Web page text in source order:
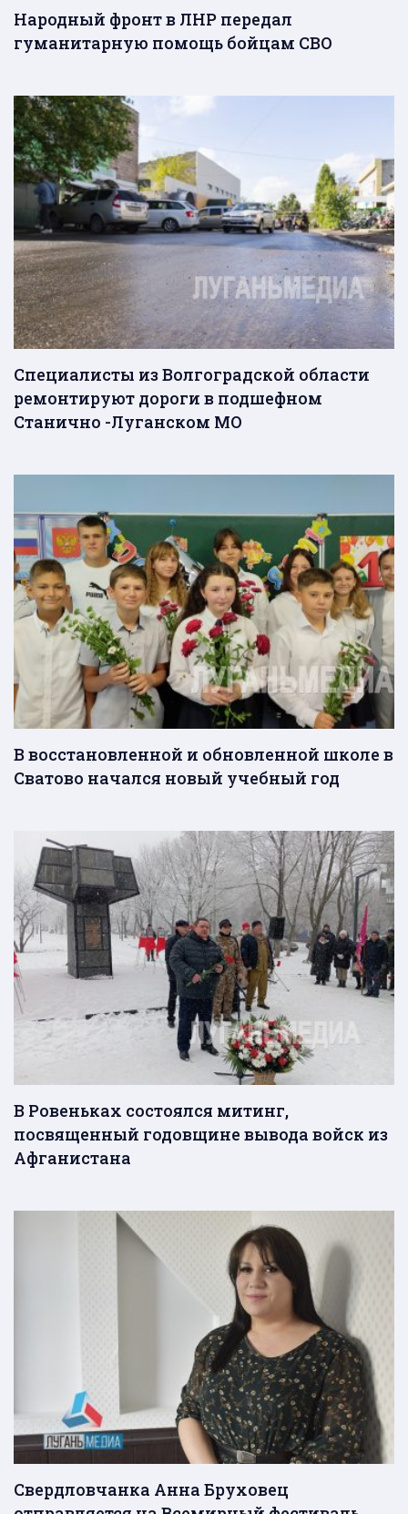
Народный фронт в ЛНР передал
гуманитарную помощь бойцам СВО
Специалисты из Волгоградской области
ремонтируют дороги в подшефном
Станично -Луганском МО
В восстановленной и обновленной школе в
Сватово начался новый учебный год
В Ровеньках состоялся митинг,
посвященный годовщине вывода войск из
Афганистана
Свердловчанка Анна Бруховец